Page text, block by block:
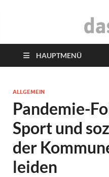
das
HAUPTMENÜ
ALLGEMEIN
Pandemie-
Sport und
der
leiden